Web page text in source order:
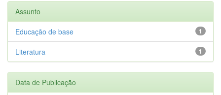
Assunto
1
Educação de base
1
Literatura
Data de Publicação